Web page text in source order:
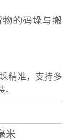
的码垛与搬
精准，支持多
米